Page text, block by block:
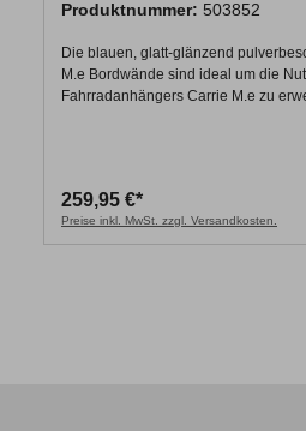
Produktnummer: 503852
Die blauen, glatt-glänzend
M.e Bordwände sind ideal um die
Fahrradanhängers Carrie M.e zu
Wenn Sie Ihre Transporte vor Regen
möchten, ergänzen Sie den Carrie
speziell für dieses Modell
259,95 €*
Preise inkl. MwSt. zzgl. Versandkosten.